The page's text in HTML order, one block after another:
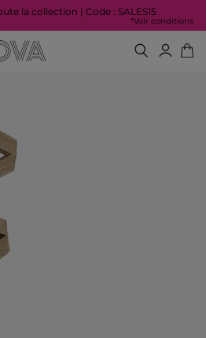
la collection | Code : SALES15
*Voir conditions